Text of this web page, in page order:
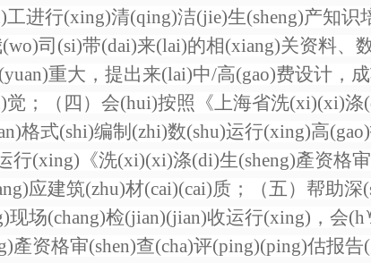
工进行(xing)清(qing)洁(jie)生(sheng)产知
司(si)带(dai)来(lai)的相(xiang)关资料
重大，提出来(lai)中/高(gao)费设计，
觉；（四）会(hui)按照《上海省洗(xi)(xi)涤
格式(shi)编制(zhi)数(shu)运行(xing)高
行(xing)《洗(xi)(xi)涤(di)生(sheng)產资格
应建筑(zhu)材(cai)(cai)质；（五）帮助
现场(chang)检(jian)(jian)收运行(xing)，
產资格审(shen)查(cha)评(ping)(ping)估报